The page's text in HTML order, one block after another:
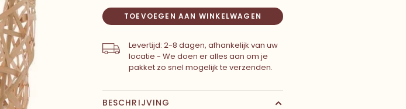
TOEVOEGEN AAN WINKELWAGEN
Levertijd: 2-8 dagen, afhankelijk van uw
locatie - We doen er alles aan om je
pakket zo snel mogelijk te verzenden.
BESCHRIJVING